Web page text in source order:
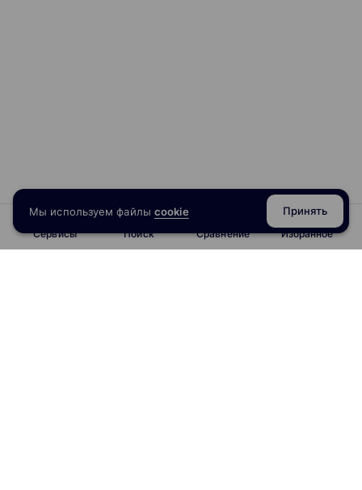
Сервисы Поиск Сравнение Избранное
Мы используем файлы cookie Принять